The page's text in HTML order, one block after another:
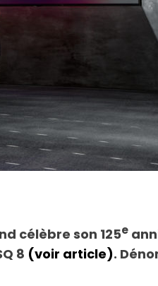
célèbre son 125e
8 (voir article).